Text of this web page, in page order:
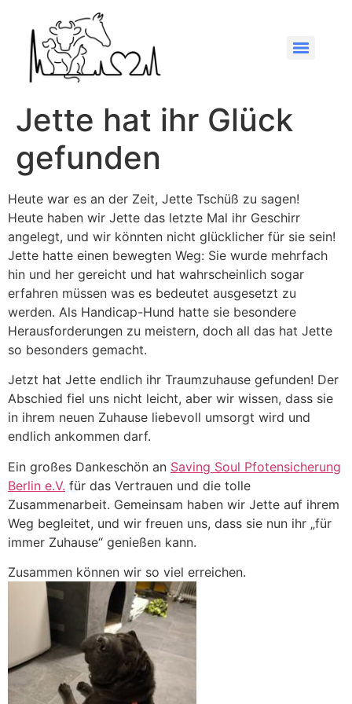
Jette hat ihr Glück
gefunden
Heute war es an der Zeit, Jette Tschüß zu sagen!
Heute haben wir Jette das letzte Mal ihr Geschirr
angelegt, und wir könnten nicht glücklicher für sie sein!
Jette hatte einen bewegten Weg: Sie wurde mehrfach
hin und her gereicht und hat wahrscheinlich sogar
erfahren müssen was es bedeutet ausgesetzt zu
werden. Als Handicap-Hund hatte sie besondere
Herausforderungen zu meistern, doch all das hat Jette
so besonders gemacht.
Jetzt hat Jette endlich ihr Traumzuhause gefunden! Der
Abschied fiel uns nicht leicht, aber wir wissen, dass sie
in ihrem neuen Zuhause liebevoll umsorgt wird und
endlich ankommen darf.
Ein großes Dankeschön an Saving Soul Pfotensicherung
Berlin e.V. für das Vertrauen und die tolle
Zusammenarbeit. Gemeinsam haben wir Jette auf ihrem
Weg begleitet, und wir freuen uns, dass sie nun ihr „für
immer Zuhause“ genießen kann.
Zusammen können wir so viel erreichen.